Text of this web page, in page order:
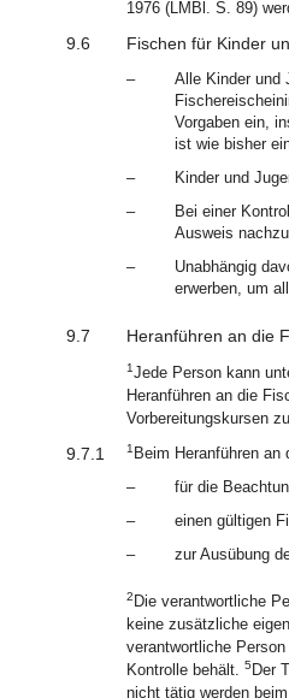
1976 (LMBl. S. 89)
9.6 Fischen für Kinder
–
Alle Kinder und
Vorgaben ein,
ist wie bisher
–
Kinder und
–
Bei einer
Ausweis
–
Unabhängig
erwerben, um
9.7 Heranführen an die
1Jede Person kann
Heranführen an die
Vorbereitungskursen
9.7.1 1 Beim Heranführen
–
für die
–
einen gültigen
–
zur Ausübung
2 Die verantwortliche
keine zusätzliche
verantwortliche
Kontrolle behält. 5 Der
nicht tätig werden